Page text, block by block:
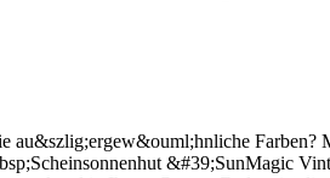
au&szlig;ergew&ouml;hnliche Farben?
&#39;SunMagic